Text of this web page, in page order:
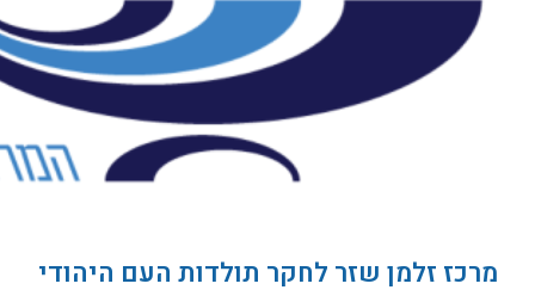
מרכז זלמן שזר לחקר תולדות העם היהודי